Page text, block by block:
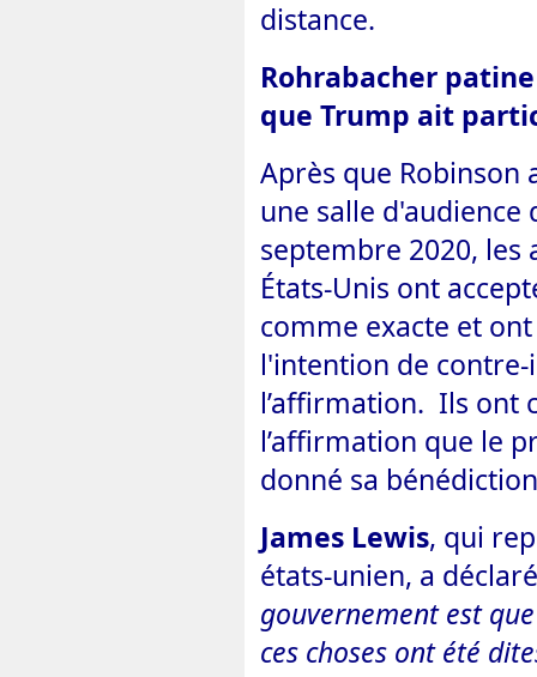
distance.
Rohrabacher
que Trump ait
Après que Robinson
une salle d'audience
septembre 2020, les
États-Unis ont
comme exacte et
l'intention de
l’affirmation. Ils ont
l’affirmation que le
donné sa
James Lewis, qui
états-unien, a
gouvernement est
ces choses ont été